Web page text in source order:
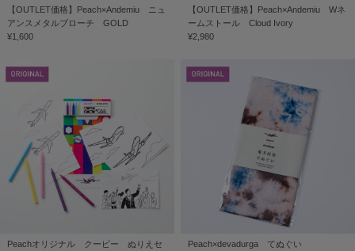
【OUTLET価格】Peach×Andemiu ニュ
アンスメタルブローチ GOLD
¥1,600
【OUTLET価格】Peach×Andemiu Wネ
ームストール Cloud Ivory
¥2,980
Peachオリジナル クーピー ぬりえセ
Peach×devadurga てぬぐい